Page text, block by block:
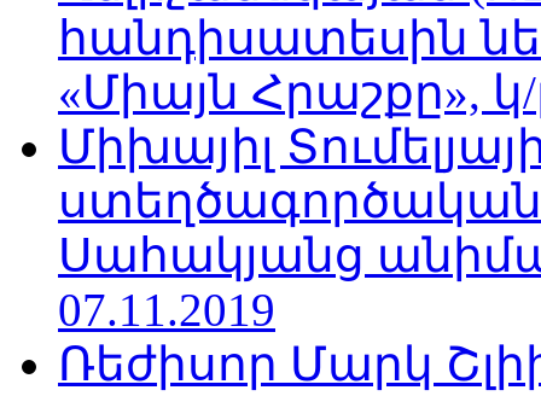
հանդիսատեսին
«Միայն Հրաշքը», կ/
Միխայիլ
Սահակյանց
07.11.2019
Ռեժիսոր Մարկ